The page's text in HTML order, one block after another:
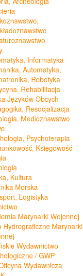
Informatyka
Automatyka,
Robotyka
Rehabilitacja
Języków Obcych
Resocjalizacja
Medioznawstwo
Psychoterapia
Księgowość
Kultura
Morska
Logistyka
Marynarki Wojennej
Hydrograficzne Marynarki
Wydawnictwo
/ GWP
Wydawnicza